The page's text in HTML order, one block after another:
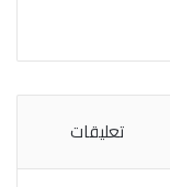
تعليقات